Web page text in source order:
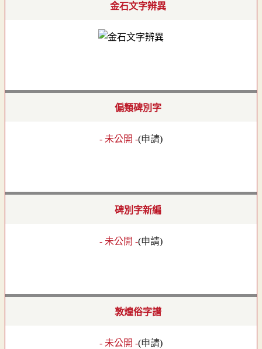
金石文字辨異
偏類碑別字
- 未公開 -(申請)
碑別字新編
- 未公開 -(申請)
敦煌俗字譜
- 未公開 -(申請)